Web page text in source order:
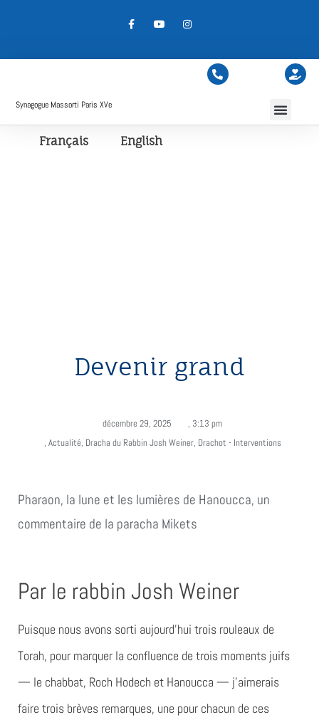
Synagogue Massorti Paris XVe
Français English
Devenir grand
décembre 29, 2025 , 3:13 pm
, Actualité, Dracha du Rabbin Josh Weiner, Drachot - Interventions
Pharaon, la lune et les lumières de Hanoucca, un
commentaire de la paracha Mikets
Par le rabbin Josh Weiner
Puisque nous avons sorti aujourd’hui trois rouleaux de
Torah, pour marquer la confluence de trois moments juifs
— le chabbat, Roch Hodech et Hanoucca — j’aimerais
faire trois brèves remarques, une pour chacun de ces